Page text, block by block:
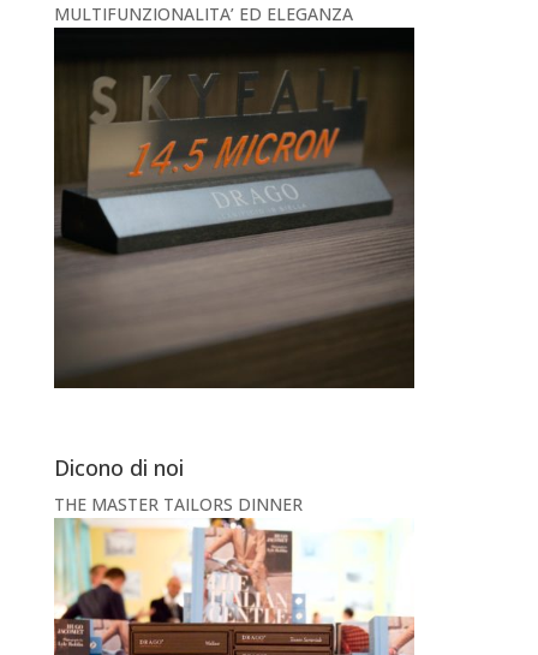
MULTIFUNZIONALITA’ ED ELEGANZA
Dicono di noi
THE MASTER TAILORS DINNER